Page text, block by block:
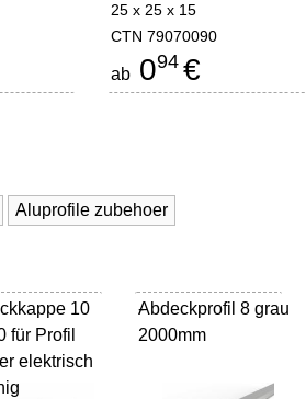
25 x 25 x 15
CTN 79070090
ab 094 €
Aluprofile zubehoer
10
für Profil
elektrisch
Abdeckprofil 8 grau
2000mm
-